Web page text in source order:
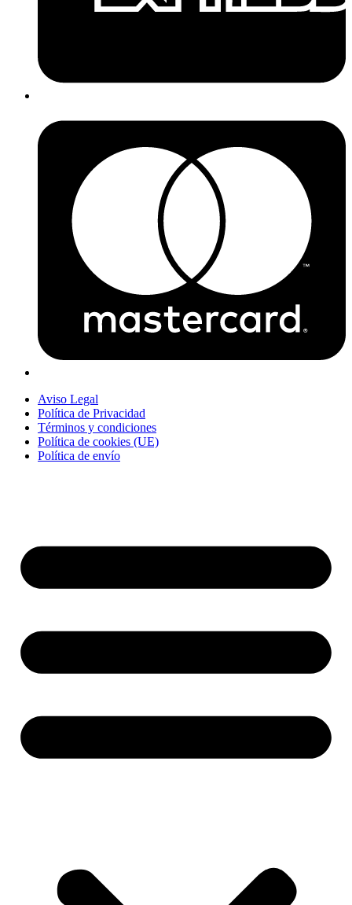
Aviso Legal
Política de Privacidad
Términos y condiciones
Política de cookies (UE)
Política de envío